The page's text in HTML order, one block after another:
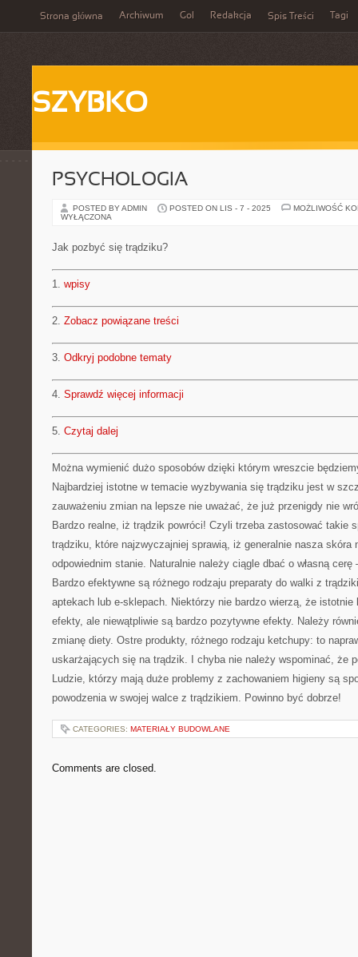
Strona główna Archiwum Gol Redakcja Spis Treści Tagi
SZYBKO
PSYCHOLOGIA
POSTED BY ADMIN POSTED ON LIS - 7 - 2025
MOŻLIWOŚĆ
WYŁĄCZONA
Jak pozbyć się trądziku?
1. wpisy
2. Zobacz powiązane treści
3. Odkryj podobne tematy
4. Sprawdź więcej informacji
5. Czytaj dalej
Można wymienić dużo sposobów dzięki którym wreszcie
Najbardziej istotne w temacie wyzbywania się trądziku jest w
zauważeniu zmian na lepsze nie uważać, że już przenigdy nie
Bardzo realne, iż trądzik powróci! Czyli trzeba zastosować takie
trądziku, które najzwyczajniej sprawią, iż generalnie nasza skóra
odpowiednim stanie. Naturalnie należy ciągle dbać o własną cerę
Bardzo efektywne są różnego rodzaju preparaty do walki z
aptekach lub e-sklepach. Niektórzy nie bardzo wierzą, że
efekty, ale niewątpliwie są bardzo pozytywne efekty. Należy
zmianę diety. Ostre produkty, różnego rodzaju ketchupy: to
uskarżających się na trądzik. I chyba nie należy wspominać, że
Ludzie, którzy mają duże problemy z zachowaniem higieny są
powodzenia w swojej walce z trądzikiem. Powinno być dobrze!
CATEGORIES: MATERIAŁY BUDOWLANE
Comments are closed.